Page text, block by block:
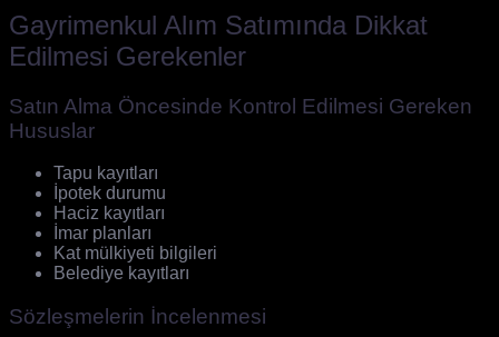
Gayrimenkul Alım Satımında Dikkat
Edilmesi Gerekenler
Satın Alma Öncesinde Kontrol Edilmesi Gereken
Hususlar
Tapu kayıtları
İpotek durumu
Haciz kayıtları
İmar planları
Kat mülkiyeti bilgileri
Belediye kayıtları
Sözleşmelerin İncelenmesi